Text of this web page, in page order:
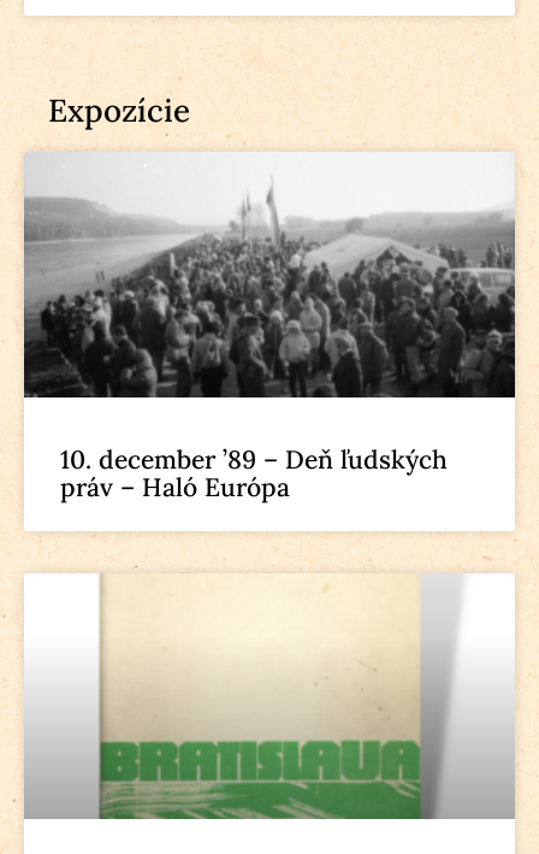
Expozície
10. december ’89 – Deň ľudských
práv – Haló Európa